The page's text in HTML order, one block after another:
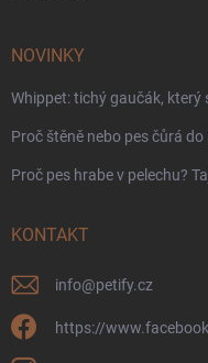
NOVINKY
Whippet: tichý gaučák, který
Proč štěně nebo pes čůrá
Proč pes hrabe v pelechu?
KONTAKT
info@petify.cz
https://